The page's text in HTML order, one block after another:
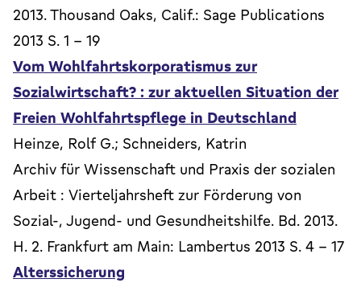
2013. Thousand Oaks, Calif.: Sage Publications
2013 S. 1 - 19
Vom Wohlfahrtskorporatismus zur
Sozialwirtschaft? : zur aktuellen Situation der
Freien Wohlfahrtspflege in Deutschland
Heinze, Rolf G.; Schneiders, Katrin
Archiv für Wissenschaft und Praxis der sozialen
Arbeit : Vierteljahrsheft zur Förderung von
Sozial-, Jugend- und Gesundheitshilfe. Bd. 2013.
H. 2. Frankfurt am Main: Lambertus 2013 S. 4 - 17
Alterssicherung